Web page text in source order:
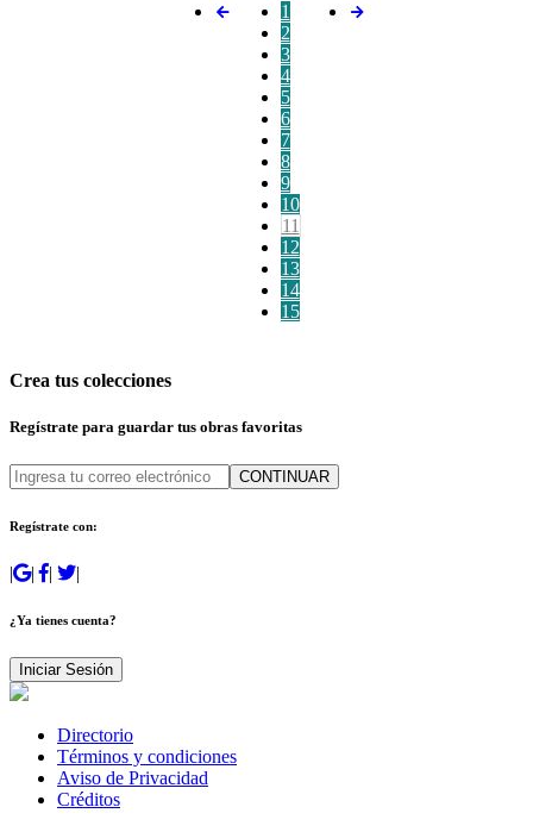
1
2
3
4
5
6
7
8
9
10
11
12
13
14
15
Crea tus colecciones
Regístrate para guardar tus obras favoritas
CONTINUAR
Regístrate con:
| | | |
¿Ya tienes cuenta?
Iniciar Sesión
Directorio
Términos y condiciones
Aviso de Privacidad
Créditos